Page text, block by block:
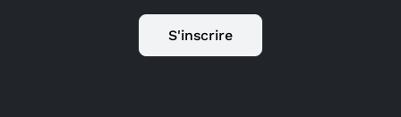
S'inscrire